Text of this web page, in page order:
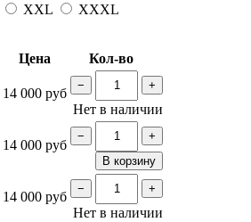
XXL
XXXL
Цена Кол-во
14 000 руб − +
Нет в наличии
14 000 руб
−
+
В корзину
14 000 руб − +
Нет в наличии